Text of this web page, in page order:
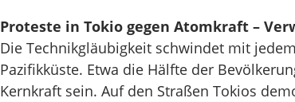
Proteste in Tokio gegen Atomkraft –
Die Technikgläubigkeit schwindet mit
Pazifikküste. Etwa die Hälfte der
Kernkraft sein. Auf den Straßen Tokios